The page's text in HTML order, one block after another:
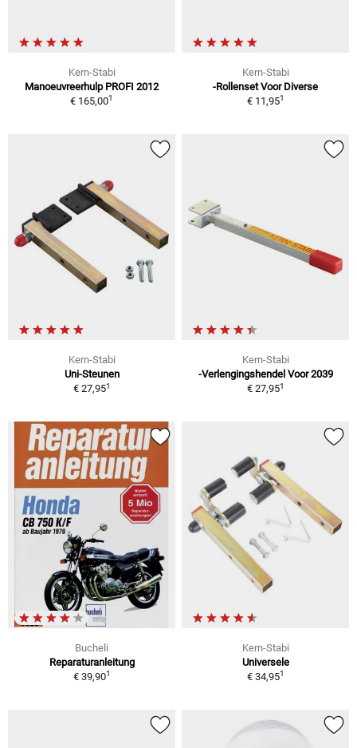
Kern-Stabi
Manoeuvreerhulp PROFI 2012
€ 165,001
Kern-Stabi
-Rollenset Voor Diverse
€ 11,951
Kern-Stabi
Uni-Steunen
€ 27,951
Kern-Stabi
-Verlengingshendel Voor 2039
€ 27,951
Bucheli
Reparaturanleitung
€ 39,901
Kern-Stabi
Universele
€ 34,951